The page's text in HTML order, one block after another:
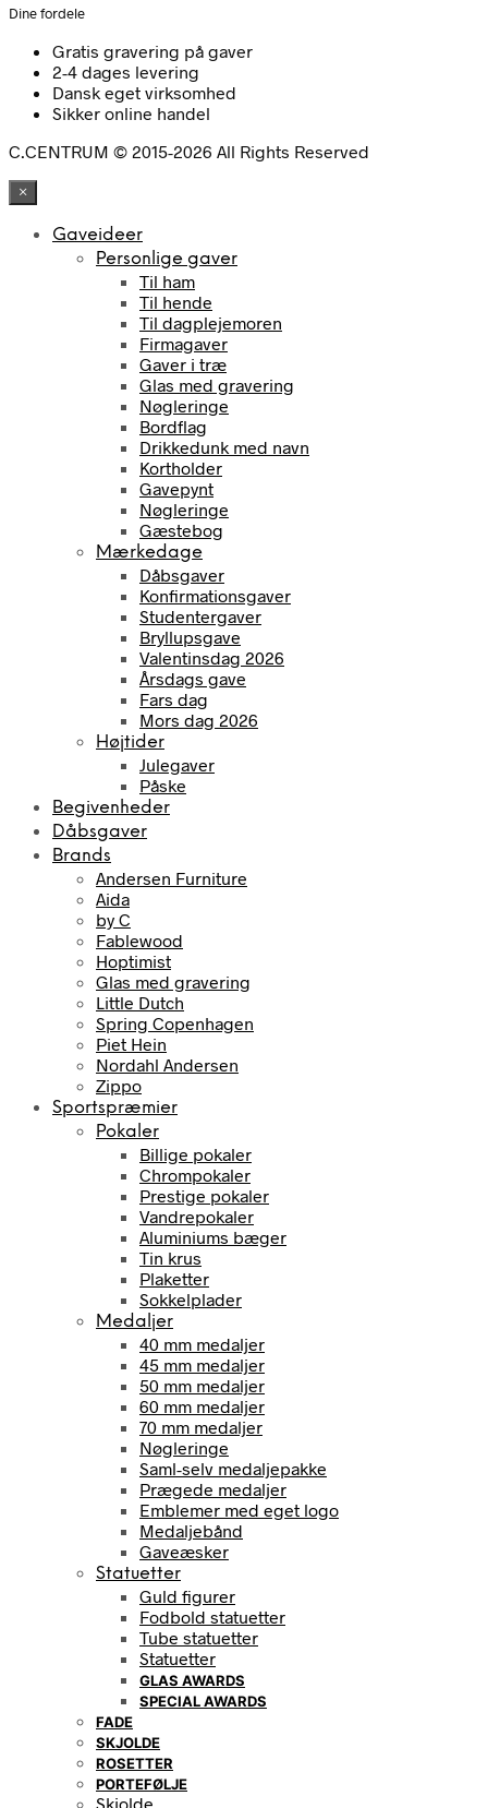
Dine fordele
Gratis gravering på gaver
2-4 dages levering
Dansk eget virksomhed
Sikker online handel
C.CENTRUM © 2015-2026 All Rights Reserved
×
Gaveideer
Personlige gaver
Til ham
Til hende
Til dagplejemoren
Firmagaver
Gaver i træ
Glas med gravering
Nøgleringe
Bordflag
Drikkedunk med navn
Kortholder
Gavepynt
Nøgleringe
Gæstebog
Mærkedage
Dåbsgaver
Konfirmationsgaver
Studentergaver
Bryllupsgave
Valentinsdag 2026
Årsdags gave
Fars dag
Mors dag 2026
Højtider
Julegaver
Påske
Begivenheder
Dåbsgaver
Brands
Andersen Furniture
Aida
by C
Fablewood
Hoptimist
Glas med gravering
Little Dutch
Spring Copenhagen
Piet Hein
Nordahl Andersen
Zippo
Sportspræmier
Pokaler
Billige pokaler
Chrompokaler
Prestige pokaler
Vandrepokaler
Aluminiums bæger
Tin krus
Plaketter
Sokkelplader
Medaljer
40 mm medaljer
45 mm medaljer
50 mm medaljer
60 mm medaljer
70 mm medaljer
Nøgleringe
Saml-selv medaljepakke
Prægede medaljer
Emblemer med eget logo
Medaljebånd
Gaveæsker
Statuetter
Guld figurer
Fodbold statuetter
Tube statuetter
Statuetter
GLAS AWARDS
SPECIAL AWARDS
FADE
SKJOLDE
ROSETTER
PORTEFØLJE
Skjolde